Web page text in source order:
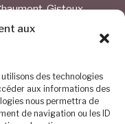
aux
des technologies
aux informations des
nous permettra de
de navigation ou les ID
Gistoux